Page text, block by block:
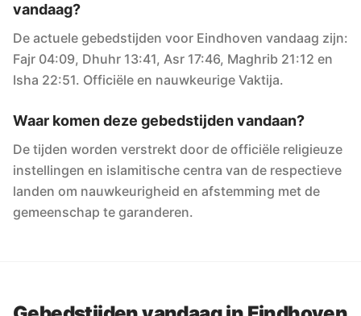
vandaag?
De actuele gebedstijden voor Eindhoven vandaag zijn:
Fajr 04:09, Dhuhr 13:41, Asr 17:46, Maghrib 21:12 en
Isha 22:51. Officiële en nauwkeurige Vaktija.
Waar komen deze gebedstijden vandaan?
De tijden worden verstrekt door de officiële religieuze
instellingen en islamitische centra van de respectieve
landen om nauwkeurigheid en afstemming met de
gemeenschap te garanderen.